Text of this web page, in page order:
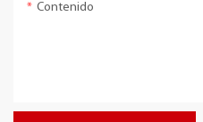
Contenido